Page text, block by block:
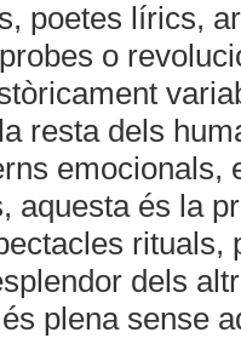
poetes lírics,
o
resta dels
emocionals,
aquesta és la
rituals,
dels
plena sense